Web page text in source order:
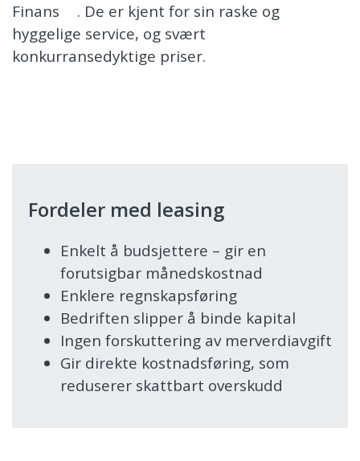
Finans
. De er kjent for sin raske og
hyggelige service, og svært
konkurransedyktige priser.
Fordeler med leasing
Enkelt å budsjettere – gir en
forutsigbar månedskostnad
Enklere regnskapsføring
Bedriften slipper å binde kapital
Ingen forskuttering av merverdiavgift
Gir direkte kostnadsføring, som
reduserer skattbart overskudd